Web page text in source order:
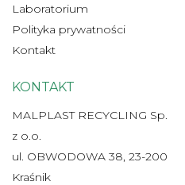
Laboratorium
Polityka prywatności
Kontakt
KONTAKT
MALPLAST RECYCLING Sp.
z o.o.
ul. OBWODOWA 38, 23-200
Kraśnik